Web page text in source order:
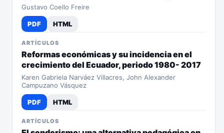
Gustavo Coello Freire
PDF HTML
ARTÍCULOS
Reformas económicas y su incidencia en el
crecimiento del Ecuador, periodo 1980- 2017
Karen Gabriela Narváez Villacres, John Alexander
Campuzano Vásquez
PDF HTML
ARTÍCULOS